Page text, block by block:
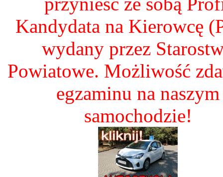
Kandydata na Kierowcę
wydany przez
Powiatowe. Możliwość
egzaminu na naszym
samochodzie!